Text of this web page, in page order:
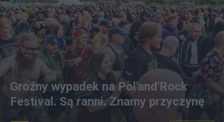
Groźny wypadek na Pol'and'Rock
Festival. Są ranni. Znamy przyczynę